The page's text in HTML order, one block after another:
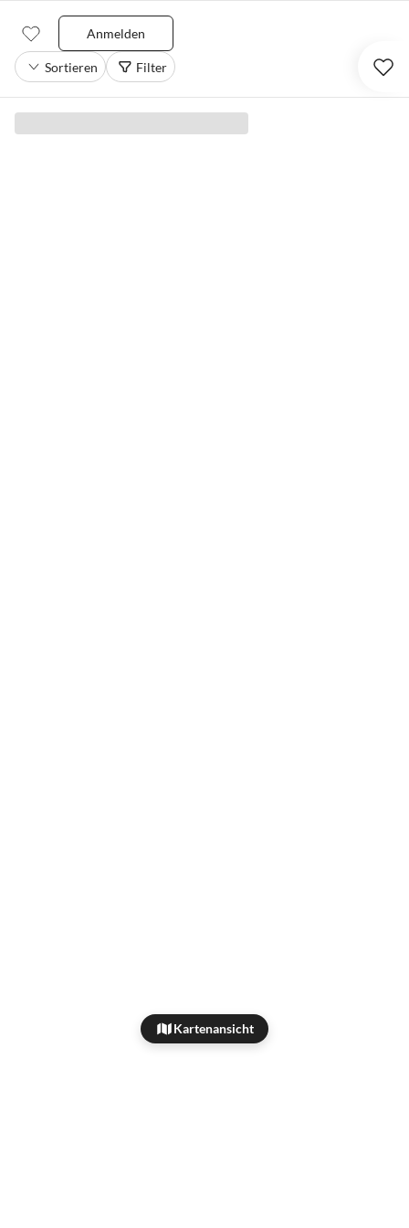
Anmelden
Sortieren Filter
Kartenansicht